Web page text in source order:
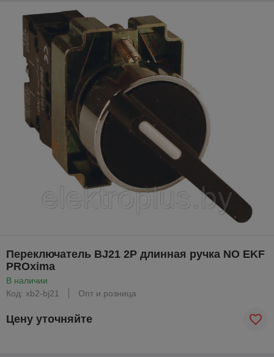
Переключатель BJ21 2P длинная ручка NO EKF
PROxima
В наличии
Код: xb2-bj21
Опт и розница
Цену уточняйте